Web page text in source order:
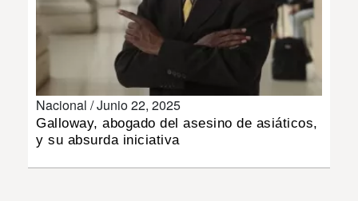
SHOW
DEPORTES
MUNDO
Nacional /Junio 22, 2025
Galloway, abogado del asesino de asiáticos,
y su absurda iniciativa